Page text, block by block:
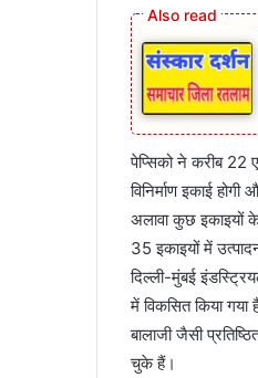
पेप्सिको ने करीब 22
विनिर्माण इकाई
अलावा कुछ इकाइयों
35 इकाइयों में
दिल्ली-मुंबई
में विकसित किया
बालाजी जैसी
चुके हैं।